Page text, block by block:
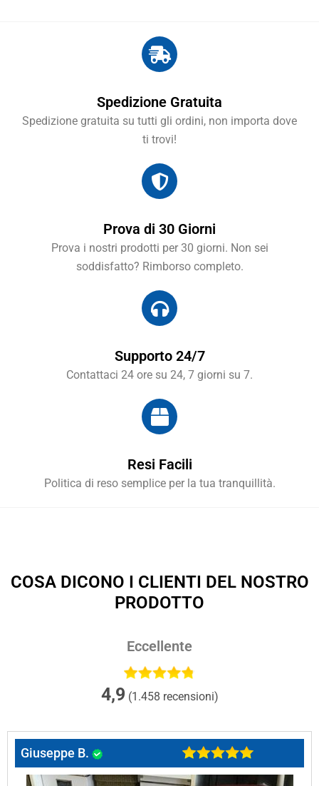
Spedizione Gratuita
Spedizione gratuita su tutti gli ordini, non importa dove
ti trovi!
Prova di 30 Giorni
Prova i nostri prodotti per 30 giorni. Non sei
soddisfatto? Rimborso completo.
Supporto 24/7
Contattaci 24 ore su 24, 7 giorni su 7.
Resi Facili
Politica di reso semplice per la tua tranquillità.
COSA DICONO I CLIENTI DEL NOSTRO
PRODOTTO
Eccellente
4,9 (1.458 recensioni)
Giuseppe B.